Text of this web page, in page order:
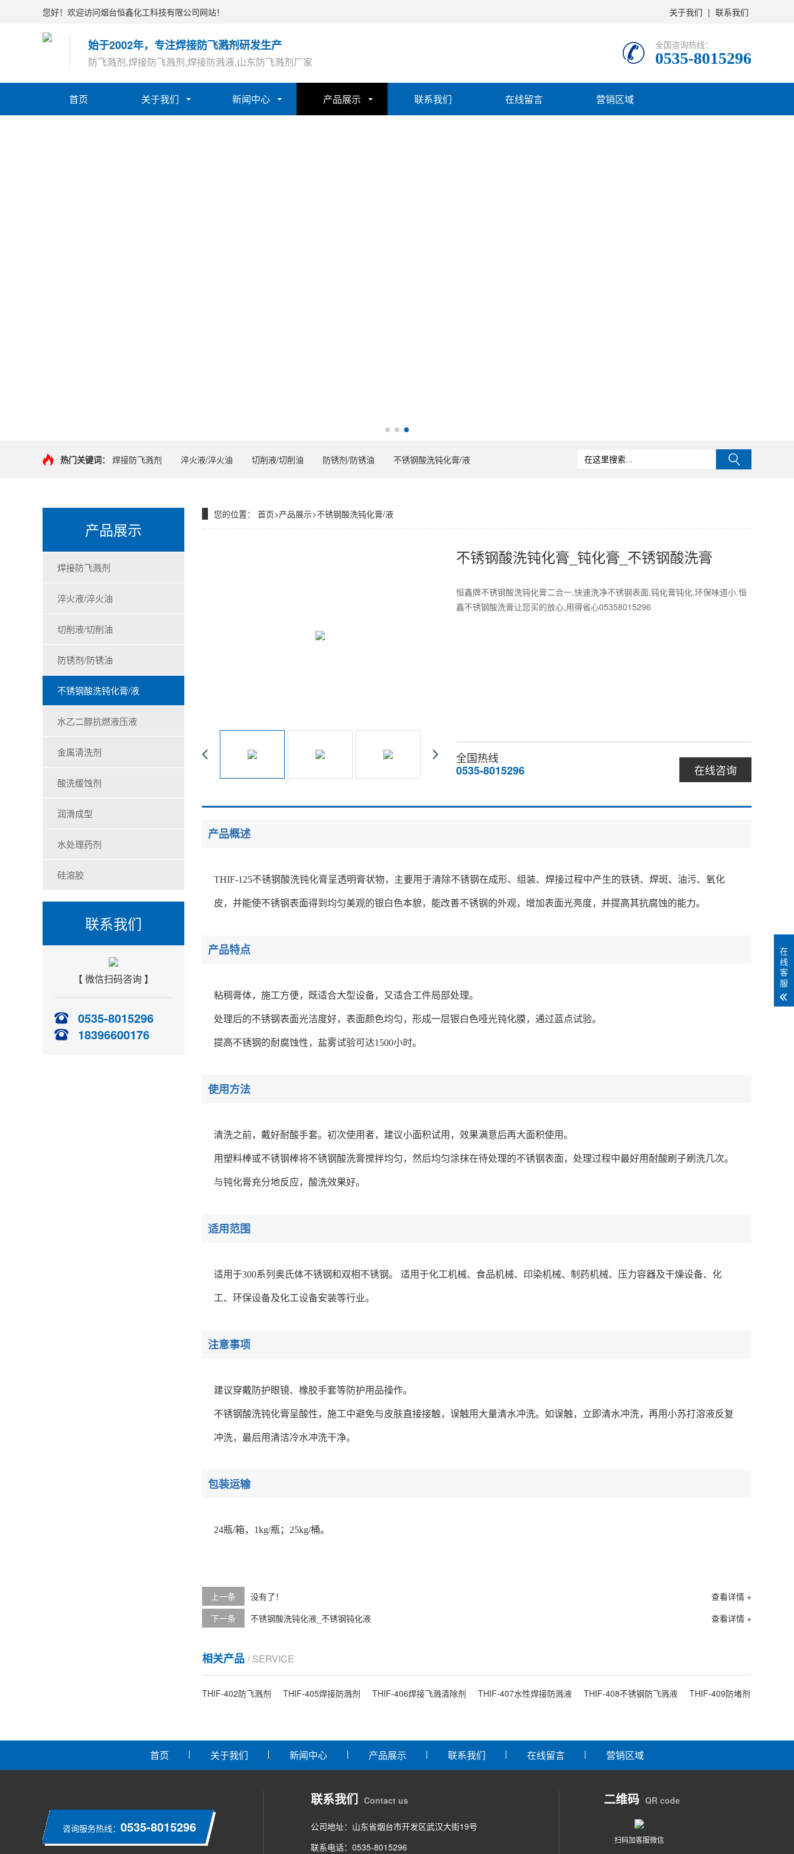
您好！欢迎访问烟台恒鑫化工科技有限公司网站！ 关于我们 | 联系我们
始于2002年，专注焊接防飞溅剂研发生产
防飞溅剂,焊接防飞溅剂,焊接防溅液,山东防飞溅剂厂家
全国咨询热线：
0535-8015296
首页 关于我们 新闻中心 产品展示 联系我们 在线留言 营销区域
热门关键词： 焊接防飞溅剂 淬火液/淬火油 切削液/切削油 防锈剂/防锈油 不锈钢酸洗钝化膏/液
产品展示
焊接防飞溅剂
淬火液/淬火油
切削液/切削油
防锈剂/防锈油
不锈钢酸洗钝化膏/液
水乙二醇抗燃液压液
金属清洗剂
酸洗缓蚀剂
润滑成型
水处理药剂
硅溶胶
联系我们
【 微信扫码咨询 】
0535-8015296
18396600176
您的位置： 首页>产品展示>不锈钢酸洗钝化膏/液
不锈钢酸洗钝化膏_钝化膏_不锈钢酸洗膏
恒鑫牌不锈钢酸洗钝化膏二合一,快速洗净不锈钢表面,钝化膏钝化,环保味道小.恒
鑫不锈钢酸洗膏让您买的放心,用得省心05358015296
在线咨询
全国热线
0535-8015296
产品概述
THIF-125不锈钢酸洗钝化膏呈透明膏状物，主要用于清除不锈钢在成形、组装、焊接过程中产生的铁锈、焊斑、油污、氧化
皮，并能使不锈钢表面得到均匀美观的银白色本貌，能改善不锈钢的外观，增加表面光亮度，并提高其抗腐蚀的能力。
产品特点
粘稠膏体，施工方便，既适合大型设备，又适合工件局部处理。
处理后的不锈钢表面光洁度好，表面颜色均匀，形成一层银白色哑光钝化膜，通过蓝点试验。
提高不锈钢的耐腐蚀性，盐雾试验可达1500小时。
使用方法
清洗之前，戴好耐酸手套。初次使用者，建议小面积试用，效果满意后再大面积使用。
用塑料棒或不锈钢棒将不锈钢酸洗膏搅拌均匀，然后均匀涂抹在待处理的不锈钢表面，处理过程中最好用耐酸刷子刷洗几次。
与钝化膏充分地反应，酸洗效果好。
适用范围
适用于300系列奥氏体不锈钢和双相不锈钢。 适用于化工机械、食品机械、印染机械、制药机械、压力容器及干燥设备、化
工、环保设备及化工设备安装等行业。
注意事项
建议穿戴防护眼镜、橡胶手套等防护用品操作。
不锈钢酸洗钝化膏呈酸性，施工中避免与皮肤直接接触，误触用大量清水冲洗。如误触，立即清水冲洗，再用小苏打溶液反复
冲洗，最后用清洁冷水冲洗干净。
包装运输
24瓶/箱，1kg/瓶；25kg/桶。
上一条 查看详情 +
没有了！
下一条
查看详情 +
不锈钢酸洗钝化液_不锈钢钝化液
相关产品 / SERVICE
THIF-402防飞溅剂 THIF-405焊接防溅剂 THIF-406焊接飞溅清除剂 THIF-407水性焊接防溅液 THIF-408不锈钢防飞溅液 THIF-409防堵剂
首页 关于我们 新闻中心 产品展示 联系我们 在线留言 营销区域
咨询服务热线： 0535-8015296
联系我们 Contact us
公司地址：山东省烟台市开发区武汉大街19号
联系电话：0535-8015296
二维码 QR code
扫码加客服微信
在
线
客
服